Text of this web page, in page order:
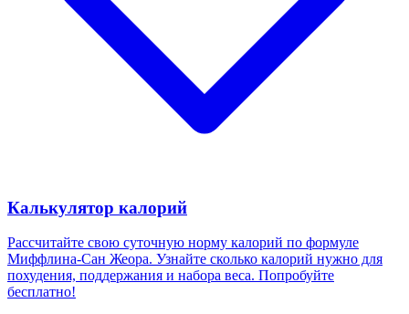
Калькулятор калорий
Рассчитайте свою суточную норму калорий по формуле
Миффлина-Сан Жеора. Узнайте сколько калорий нужно для
похудения, поддержания и набора веса. Попробуйте
бесплатно!